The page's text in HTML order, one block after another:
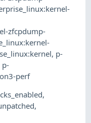
zfcpdump-
, p-
p-
perf
,
,